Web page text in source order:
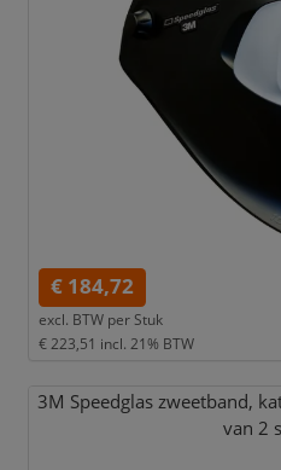
€ 184,72
excl. BTW per Stuk
€ 223,51 incl. 21% BTW
3M Speedglas zweetband,
van 2